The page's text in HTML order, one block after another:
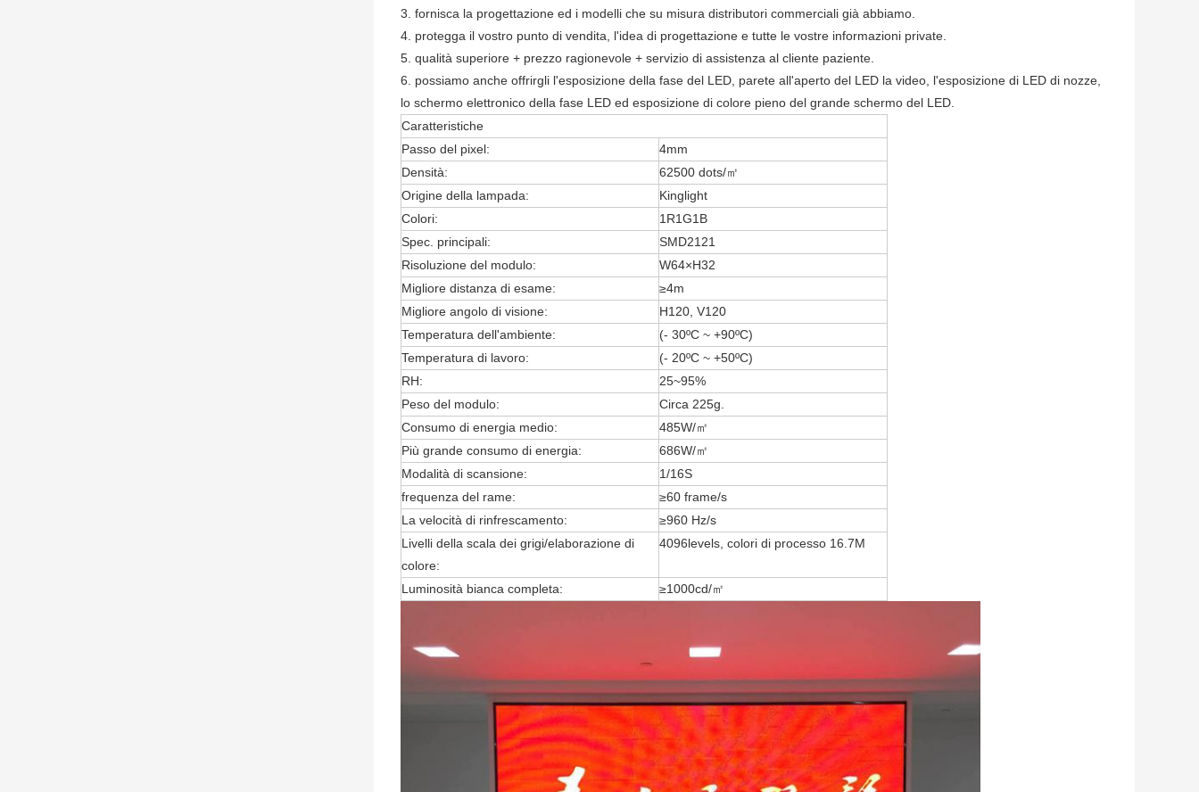
3. fornisca la progettazione ed i modelli che su misura distributori commerciali già abbiamo.
4. protegga il vostro punto di vendita, l'idea di progettazione e tutte le vostre informazioni private.
5. qualità superiore + prezzo ragionevole + servizio di assistenza al cliente paziente.
6. possiamo anche offrirgli l'esposizione della fase del LED, parete all'aperto del LED la video, l'esposizione di LED di nozze,
lo schermo elettronico della fase LED ed esposizione di colore pieno del grande schermo del LED.
Caratteristiche
Passo del pixel:
4mm
Densità:
62500 dots/㎡
Origine della lampada:
Kinglight
Colori:
1R1G1B
Spec. principali:
SMD2121
Risoluzione del modulo:
W64×H32
Migliore distanza di esame:
≥4m
Migliore angolo di visione:
H120, V120
Temperatura dell'ambiente:
(- 30ºC ~ +90ºC)
Temperatura di lavoro:
(- 20ºC ~ +50ºC)
RH:
25~95%
Peso del modulo:
Circa 225g.
Consumo di energia medio:
485W/㎡
Più grande consumo di energia:
686W/㎡
Modalità di scansione:
1/16S
frequenza del rame:
≥60 frame/s
La velocità di rinfrescamento:
≥960 Hz/s
Livelli della scala dei grigi/elaborazione di
colore:
4096levels, colori di processo 16.7M
Luminosità bianca completa: ≥1000cd/㎡